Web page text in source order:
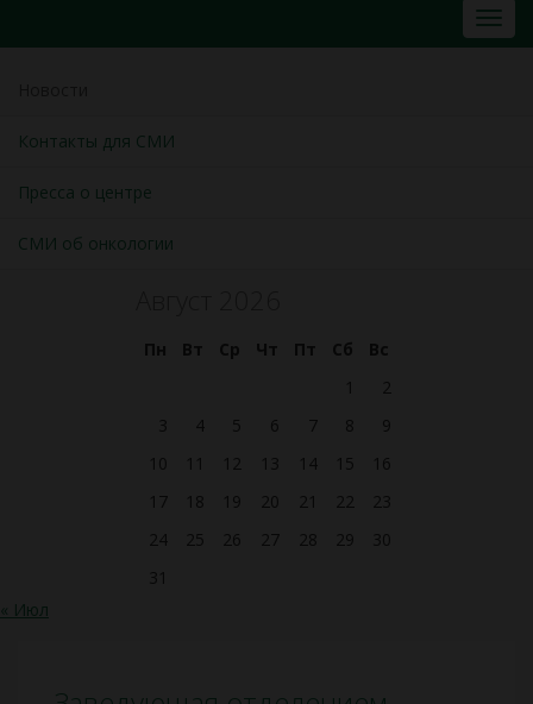
Контакты для СМИ
Пресса о центре
СМИ об онкологии
Пн Вт Ср Чт Пт Сб
Вс
1
2
3
4 5 6 7 8
9
10
11 12 13 14 15
16
17
18 19 20 21 22
23
24
25 26 27 28 29
30
31
« Июл